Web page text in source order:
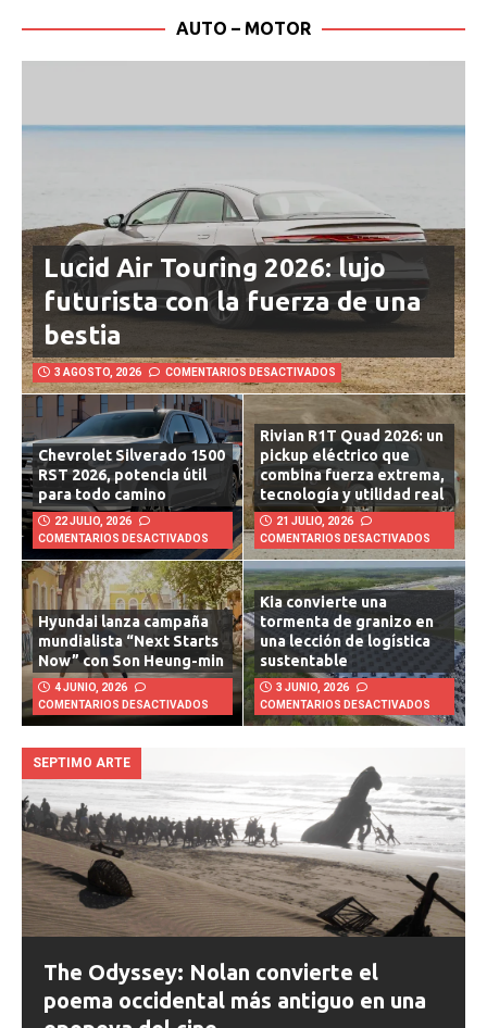
Lucid Air Touring 2026: lujo
futurista con la fuerza de una
bestia
3 AGOSTO, 2026 COMENTARIOS DESACTIVADOS
Chevrolet Silverado 1500
RST 2026, potencia útil
para todo camino
22 JULIO, 2026
COMENTARIOS DESACTIVADOS
Rivian R1T Quad 2026: un
pickup eléctrico que
combina fuerza extrema,
tecnología y utilidad real
21 JULIO, 2026
COMENTARIOS DESACTIVADOS
Hyundai lanza campaña
mundialista “Next Starts
Now” con Son Heung-min
4 JUNIO, 2026
COMENTARIOS DESACTIVADOS
Kia convierte una
tormenta de granizo en
una lección de logística
sustentable
3 JUNIO, 2026
COMENTARIOS DESACTIVADOS
SEPTIMO ARTE
The Odyssey: Nolan convierte el
poema occidental más antiguo en una